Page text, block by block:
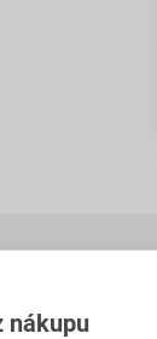
nákupu